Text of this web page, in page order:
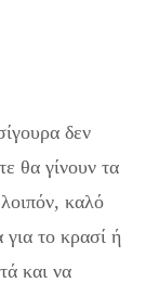
δεν
θα γίνουν τα
καλό
για το κρασί ή
και να